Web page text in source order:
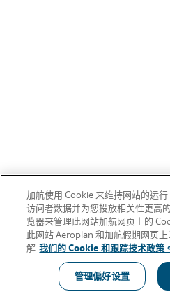
加航使用 Cookie 来维持网站的运
访问者数据并为您投放相关性更高
览器来管理此网站加航网页上的
此网站 Aeroplan 和加航假期网页
解 我们的 Cookie 和跟踪技术政策。
管理偏好设置